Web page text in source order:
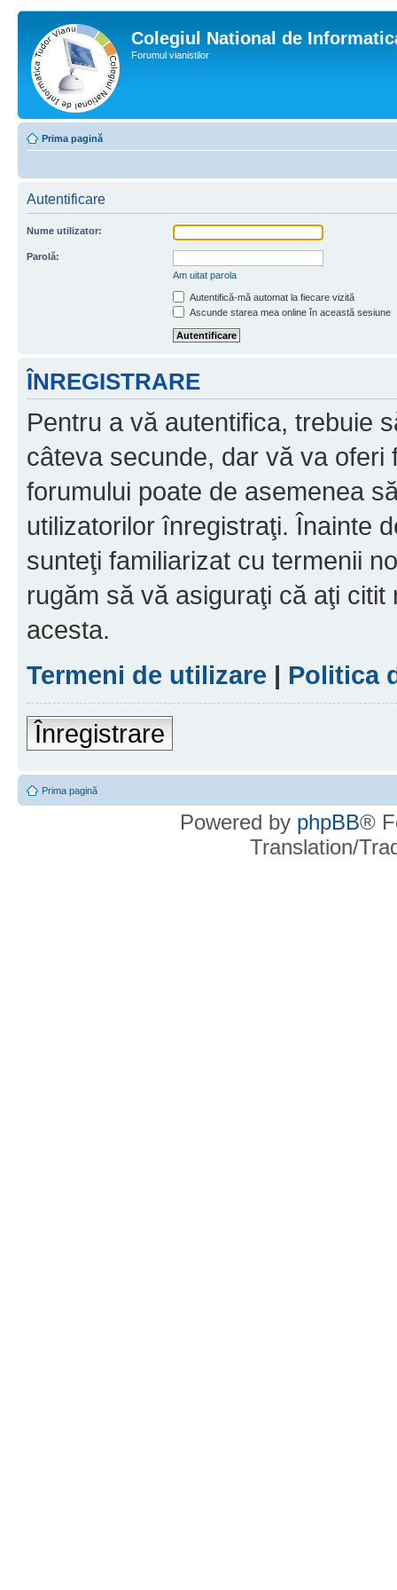
Colegiul National de
Forumul vianistilor
Prima pagină
Autentificare
Nume utilizator:
Parolă:
Am uitat parola
Autentifică-mă automat la fiecare vizită
Ascunde starea mea online în această sesiune
ÎNREGISTRARE
Pentru a vă autentifica, trebuie
câteva secunde, dar vă va oferi
forumului poate de asemenea
utilizatorilor înregistraţi. Înainte
sunteţi familiarizat cu termenii
rugăm să vă asiguraţi că aţi
acesta.
Termeni de utilizare | Politica
Înregistrare
Prima pagină
Powered by phpBB®
Translation/